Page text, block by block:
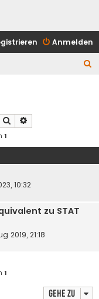
Anmelden
Suche
1
10:32
zu STAT
2019, 21:18
1
Gehe zu